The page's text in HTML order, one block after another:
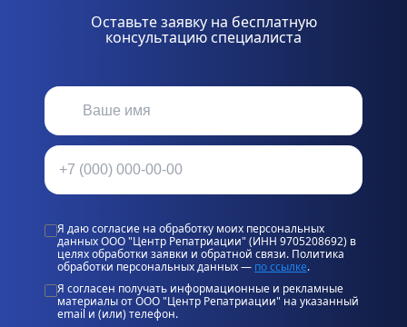
Оставьте заявку на бесплатную
консультацию специалиста
Я даю согласие на обработку моих персональных
данных ООО "Центр Репатриации" (ИНН 9705208692) в
целях обработки заявки и обратной связи. Политика
обработки персональных данных — по ссылке.
Я согласен получать информационные и рекламные
материалы от ООО "Центр Репатриации" на указанный
email и (или) телефон.